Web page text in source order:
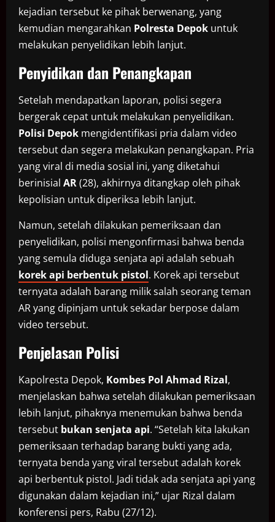
kejadian tersebut ke pihak berwenang, yang
kemudian mengarahkan Polresta Depok untuk
melakukan penyelidikan lebih lanjut.
Penyidikan dan Penangkapan
Setelah mendapatkan laporan, polisi segera
bergerak cepat untuk melakukan penyelidikan.
Polisi Depok mengidentifikasi pria dalam video
tersebut dan segera melakukan penangkapan. Pria
yang viral di media sosial ini, yang diketahui
berinisial AR(28), akhirnya ditangkap oleh pihak
kepolisian untuk diperiksa lebih lanjut.
Namun, setelah dilakukan pemeriksaan dan
penyelidikan, polisi mengonfirmasi bahwa benda
yang semula diduga senjata api adalah sebuah
korek api berbentuk pistol. Korek api tersebut
ternyata adalah barang milik salah seorang teman
AR yang dipinjam untuk sekadar berpose dalam
video tersebut.
Penjelasan Polisi
Kapolresta Depok, Kombes Pol Ahmad Rizal,
menjelaskan bahwa setelah dilakukan pemeriksaan
lebih lanjut, pihaknya menemukan bahwa benda
tersebut bukan senjata api. “Setelah kita lakukan
pemeriksaan terhadap barang bukti yang ada,
ternyata benda yang viral tersebut adalah korek
api berbentuk pistol. Jadi tidak ada senjata api yang
digunakan dalam kejadian ini,” ujar Rizal dalam
konferensi pers, Rabu (27/12).